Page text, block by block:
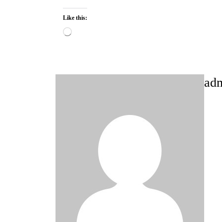
Like this:
Loading…